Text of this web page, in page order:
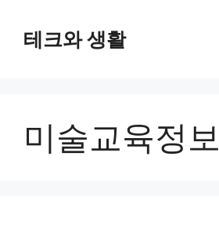
테크와 생활
미술교육정보